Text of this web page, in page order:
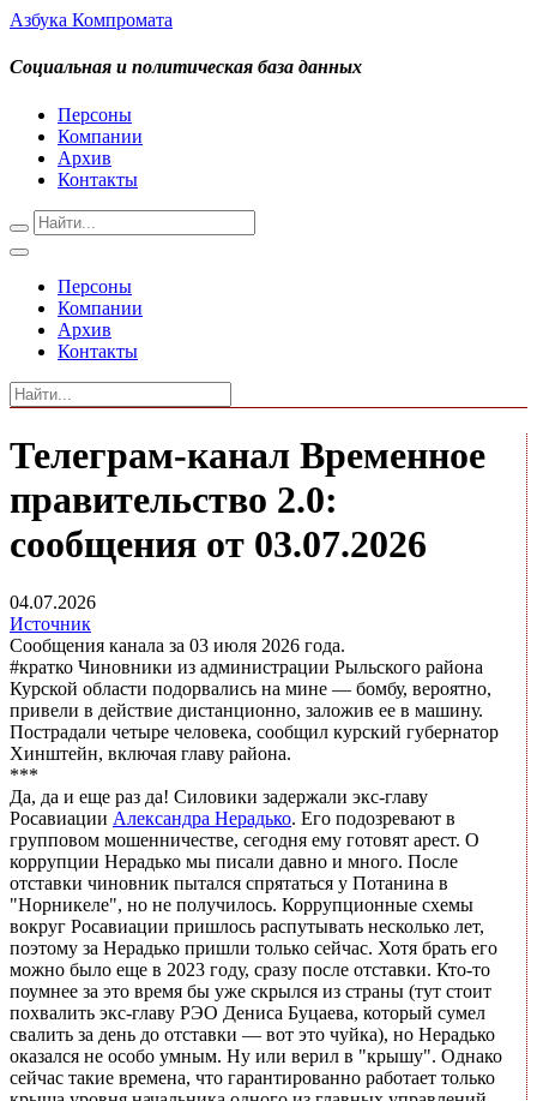
Азбука Компромата
Социальная и политическая база данных
Персоны
Компании
Архив
Контакты
Персоны
Компании
Архив
Контакты
Телеграм-канал Временное
правительство 2.0:
сообщения от 03.07.2026
04.07.2026
Источник
Сообщения канала за 03 июля 2026 года.
#кратко Чиновники из администрации Рыльского района
Курской области подорвались на мине — бомбу, вероятно,
привели в действие дистанционно, заложив ее в машину.
Пострадали четыре человека, сообщил курский губернатор
Хинштейн, включая главу района.
***
Да, да и еще раз да! Силовики задержали экс-главу
Росавиации Александра Нерадько. Его подозревают в
групповом мошенничестве, сегодня ему готовят арест. О
коррупции Нерадько мы писали давно и много. После
отставки чиновник пытался спрятаться у Потанина в
"Норникеле", но не получилось. Коррупционные схемы
вокруг Росавиации пришлось распутывать несколько лет,
поэтому за Нерадько пришли только сейчас. Хотя брать его
можно было еще в 2023 году, сразу после отставки. Кто-то
поумнее за это время бы уже скрылся из страны (тут стоит
похвалить экс-главу РЭО Дениса Буцаева, который сумел
свалить за день до отставки — вот это чуйка), но Нерадько
оказался не особо умным. Ну или верил в "крышу". Однако
сейчас такие времена, что гарантированно работает только